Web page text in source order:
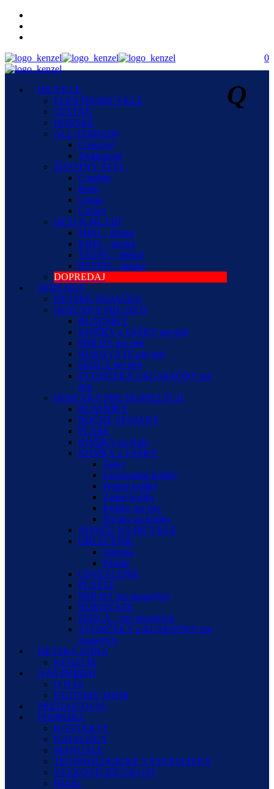
BICYKLE
ELEKTROBICYKLE
CESTNÉ
HORSKÉ
ALL TERRAIN
Crossové
Trekingové
ŽIVOTNÝ ŠTÝL
Comfort
Retro
Urban
Cruiser
DETI & MLADÍ
MINI – detské
KIDS – detské
TEENS – detské
RETRO – detské
DOPREDAJ
DOPLNKY
DETSKÉ SEDAČKY
DOPLNKY PRE DETI
BLATNÍKY
KOŠÍKY a TAŠKY pre deti
PRILBY pre deti
RUKOVÄTE pre deti
SEDLÁ pre deti
ZVONČEKY a KLAKSÓNY pre
deti
DOPLNKY PRE DOSPELÝCH
BLATNÍKY
BOČNÉ STOJANY
FĽAŠE
KOŠÍKY na fľaše
KOŠÍKY a TAŠKY
Tašky
Univerzálne košíky
Predné košíky
Zadné košíky
Košíky pre psy
Poťahy na košíky
NOSIČE NA BICYKLE
OBLEČENIE
Dámske
Pánske
OSVETLENIE
PLÁŠTE
PRILBY pre dospelých
RUKOVÄTE
SEDLÁ – pre dospelých
ZVONČEKY a KLAKSÓNY pre
dospelých
DETSKÁ ZÓNA
KENZLÍK
NÁŠ PRÍBEH
O NÁS
FACTORY TOUR
PREDAJCOVIA
PODPORA
KONTAKTY
KATALÓGY
MANUÁLY
TECHNOLOGICKÉ VYSVETLIVKY
VEĽKOSTI BICYKLOV
BLOG
0
Q